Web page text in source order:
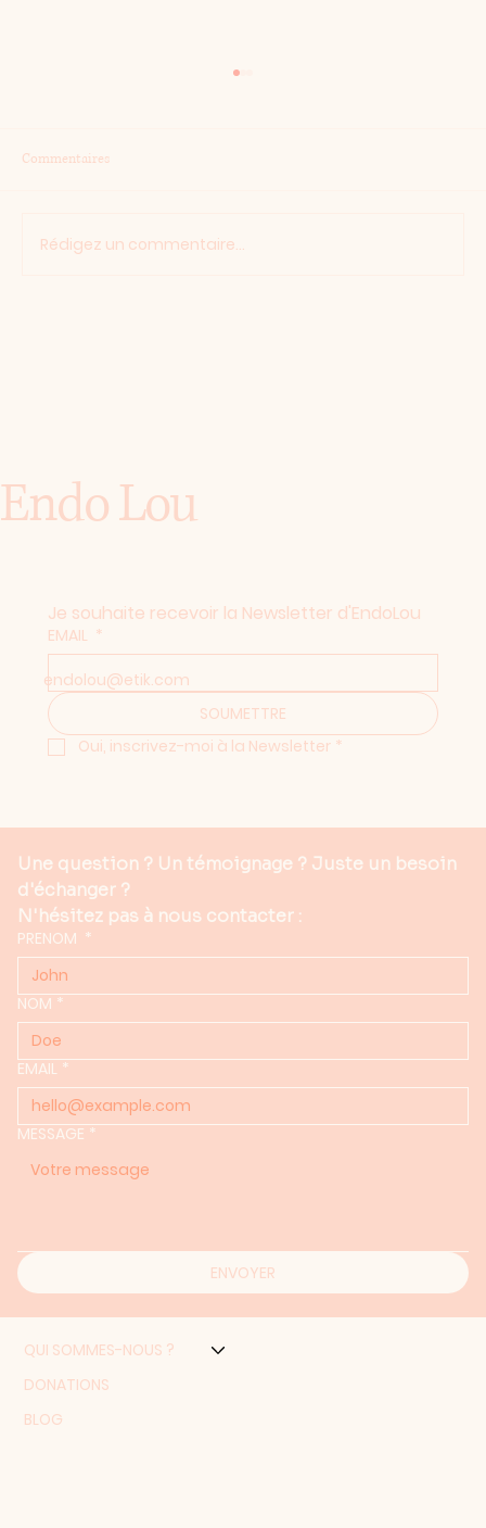
Commentaires
Rédigez un commentaire...
Endo Lou
Je souhaite recevoir la Newsletter d'EndoLou
EMAIL *
SOUMETTRE
Oui, inscrivez-moi à la Newsletter *
endolou@etik.com
Une question ? Un témoignage ? Juste un besoin
d'échanger ?
N'hésitez pas à nous contacter :
PRENOM *
NOM *
EMAIL *
MESSAGE *
ENVOYER
QUI SOMMES-NOUS ?
DONATIONS
BLOG